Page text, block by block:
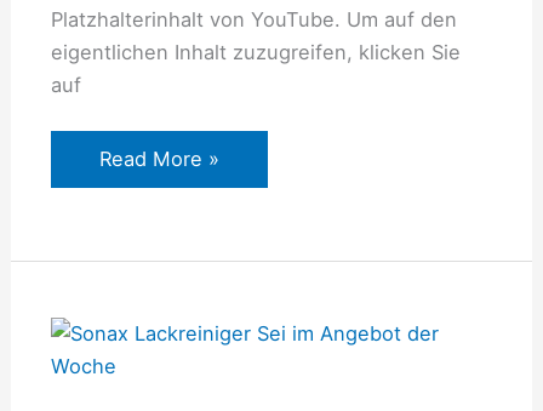
Platzhalterinhalt von YouTube. Um auf den
eigentlichen Inhalt zuzugreifen, klicken Sie
auf
Read More »
Sonax
Lackreiniger